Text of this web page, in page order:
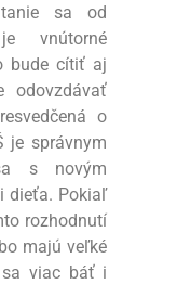
sa od
vnútorné
bude cítiť aj
odovzdávať
o
je správnym
s novým
dieťa. Pokiaľ
rozhodnutí
majú veľké
viac báť i